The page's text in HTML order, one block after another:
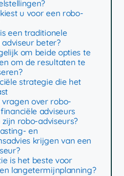
u voor een robo-
een traditionele
beter?
om beide opties te
om de resultaten te
strategie die het
over robo-
adviseurs
zijn robo-adviseurs?
en
krijgen van een
is het beste voor
langetermijnplanning?